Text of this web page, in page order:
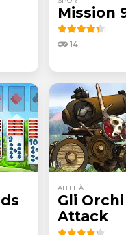
Mission
14
ABILITÀ
Gli
Attack